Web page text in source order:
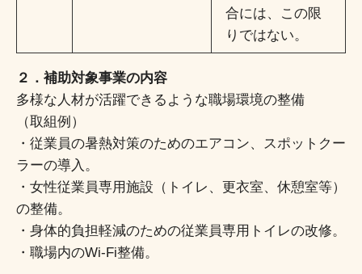
合には、この限
りではない。
２．補助対象事業の内容
多様な人材が活躍できるような職場環境の整備
（取組例）
・従業員の暑熱対策のためのエアコン、スポットクー
ラーの導入。
・女性従業員専用施設（トイレ、更衣室、休憩室等）
の整備。
・身体的負担軽減のための従業員専用トイレの改修。
・職場内のWi-Fi整備。